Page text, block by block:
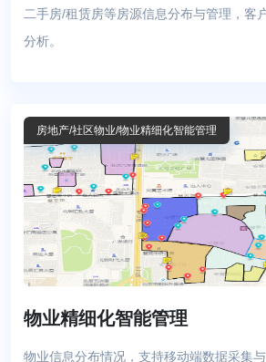
二手房/租赁房等房源信息分布与管理，客
分析。
房地产/社区物业/物业精细化智能管理
物业精细化智能管理
物业信息分布情况，支持移动端数据采集